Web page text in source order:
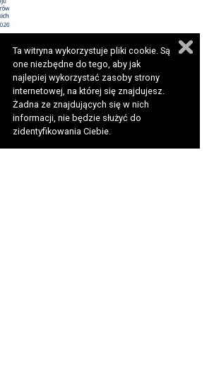
Ta witryna wykorzystuje pliki cookie. Są
one niezbędne do tego, aby jak
najlepiej wykorzystać zasoby strony
internetowej, na której się znajdujesz.
Żadna ze znajdujących się w nich
informacji, nie będzie służyć do
zidentyfikowania Ciebie.